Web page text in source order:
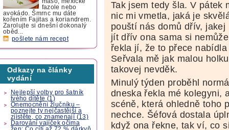
fazole nebo
avokádo. Šmrnc mu dáte
kořením Fajitas a koriandrem.
Zarolujte si dnešní dokonalý
oběd...
pošlete nám recept
Odkazy na články
vydání
Nejlepší volby pro šatník
tvého dítěte (1)
Onemocnění žlučníku –
poznejte ty nejčastější a
zjistěte, co znamenají (13)
Darování vajíček očima
Tak jsem tedy šla. V pátek
nic mi vmetla, jaká je
pouští nás domů dřív,
jít dřív ona sama si
řekla jí, že to přece
Seřvala mě jak malou
takovej nevděk.
Minulý týden proběhl
dneska řekla mé kolegyni,
scéně, která ohledně toho
nechce. Šéfová dostala
když ona řekne, tak ví, co